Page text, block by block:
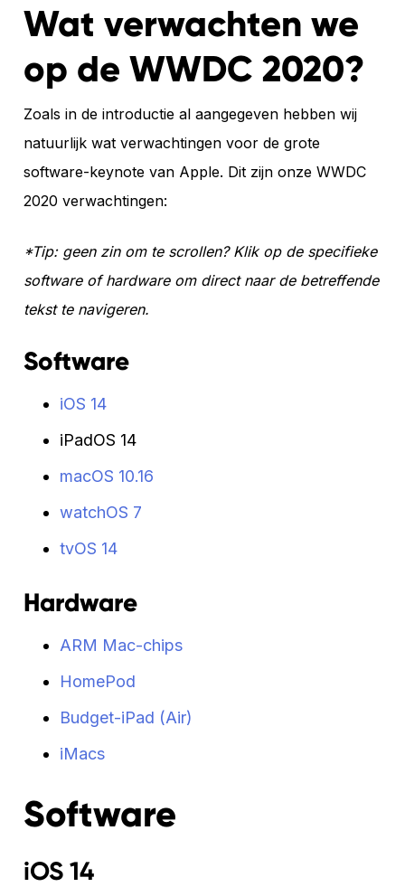
Wat verwachten we
op de WWDC 2020?
Zoals in de introductie al aangegeven hebben wij
natuurlijk wat verwachtingen voor de grote
software-keynote van Apple. Dit zijn onze WWDC
2020 verwachtingen:
*Tip: geen zin om te scrollen? Klik op de specifieke
software of hardware om direct naar de betreffende
tekst te navigeren.
Software
iOS 14
iPadOS 14
macOS 10.16
watchOS 7
tvOS 14
Hardware
ARM Mac-chips
HomePod
Budget-iPad (Air)
iMacs
Software
iOS 14